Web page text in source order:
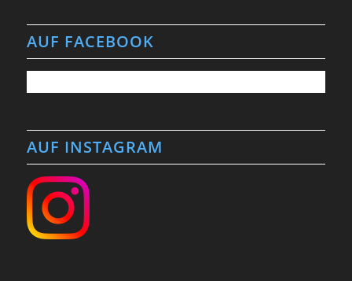
AUF FACEBOOK
AUF INSTAGRAM